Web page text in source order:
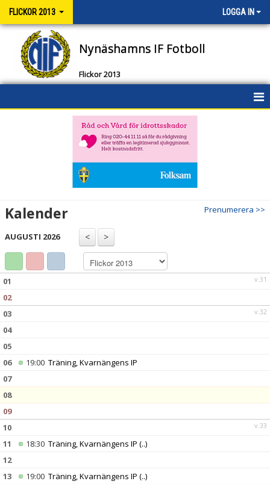
FLICKOR 2013 LOGGA IN
Nynäshamns IF Fotboll
Flickor 2013
BILDGALLERI
DOKUMENT
KONTAKT
Prenumerera >>
Kalender
AUGUSTI 2026
v.31
01
02
v.32
03
04
05
06
19:00 Träning, Kvarnängens IP
07
08
09
v.33
10
11
18:30 Träning, Kvarnängens IP (..)
12
13
19:00 Träning, Kvarnängens IP (..)